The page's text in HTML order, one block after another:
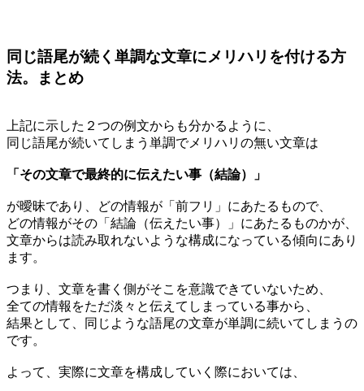
同じ語尾が続く単調な文章にメリハリを付ける方
法。まとめ
上記に示した２つの例文からも分かるように、
同じ語尾が続いてしまう単調でメリハリの無い文章は
「その文章で最終的に伝えたい事（結論）」
が曖昧であり、どの情報が「前フリ」にあたるもので、
どの情報がその「結論（伝えたい事）」にあたるものかが、
文章からは読み取れないような構成になっている傾向にあり
ます。
つまり、文章を書く側がそこを意識できていないため、
全ての情報をただ淡々と伝えてしまっている事から、
結果として、同じような語尾の文章が単調に続いてしまうの
です。
よって、実際に文章を構成していく際においては、